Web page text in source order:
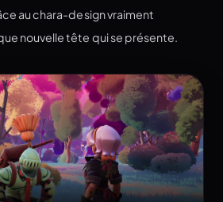
au chara-design vraiment
nouvelle tête qui se présente.